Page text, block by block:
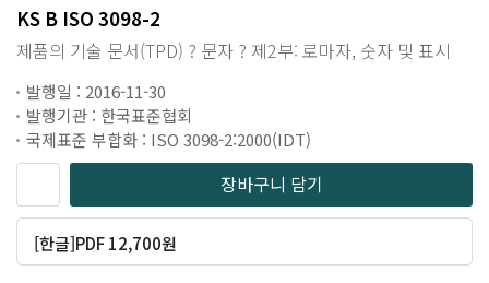
KS B ISO 3098-2
제품의 기술 문서(TPD) ? 문자 ? 제2부: 로마자, 숫자 및 표시
발행일 : 2016-11-30
발행기관 : 한국표준협회
국제표준 부합화 : ISO 3098-2:2000(IDT)
장바구니 담기
[한글]PDF 12,700원